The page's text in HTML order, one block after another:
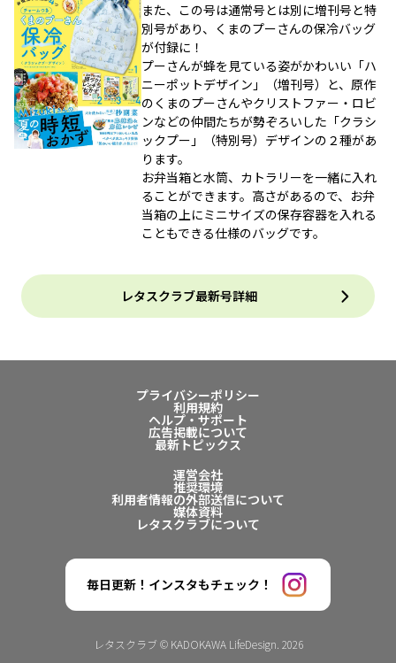
また、この号は通常号とは別に増刊号と特
別号があり、くまのプーさんの保冷バッグ
が付録に！
プーさんが蜂を見ている姿がかわいい「ハ
ニーポットデザイン」（増刊号）と、原作
のくまのプーさんやクリストファー・ロビ
ンなどの仲間たちが勢ぞろいした「クラシ
ックプー」（特別号）デザインの２種があ
ります。
お弁当箱と水筒、カトラリーを一緒に入れ
ることができます。高さがあるので、お弁
当箱の上にミニサイズの保存容器を入れる
こともできる仕様のバッグです。
レタスクラブ最新号詳細
プライバシーポリシー
利用規約
ヘルプ・サポート
広告掲載について
最新トピックス
運営会社
推奨環境
利用者情報の外部送信について
媒体資料
レタスクラブについて
毎日更新！インスタもチェック！
レタスクラブ © KADOKAWA LifeDesign. 2026